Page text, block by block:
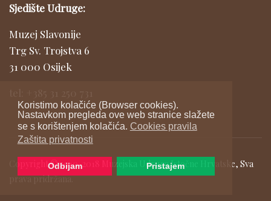
Koristimo kolačiće (Browser cookies).
Nastavkom pregleda ove web stranice slažete
se s korištenjem kolačića. Cookies pravila
Zaštita privatnosti
Odbijam Pristajem
Sjedište Udruge:
Muzej Slavonije
Trg Sv. Trojstva 6
31 000 Osijek
Copyright © 2010-2018 Muzejska Udruga Istočne Hrvatske, Sva
prava pridržana.